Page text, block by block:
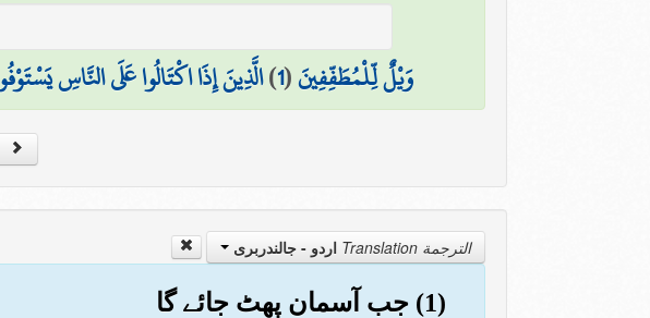
وَيْلٌ لِّلْمُطَفِّفِينَ(
1
)الَّذِينَ إِذَا اكْتَالُوا عَلَى النَّاسِ
الترجمة Translation اردو - جالندربرى
(1) جب آسمان پھٹ جائے گا